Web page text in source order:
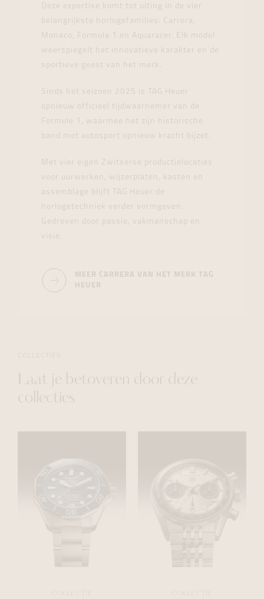
Deze expertise komt tot uiting in de vier
belangrijkste horlogefamilies: Carrera,
Monaco, Formula 1 en Aquaracer. Elk model
weerspiegelt het innovatieve karakter en de
sportieve geest van het merk.
Sinds het seizoen 2025 is TAG Heuer
opnieuw officieel tijdwaarnemer van de
Formule 1, waarmee het zijn historische
band met autosport opnieuw kracht bijzet.
Met vier eigen Zwitserse productielocaties
voor uurwerken, wijzerplaten, kasten en
assemblage blijft TAG Heuer de
horlogetechniek verder vormgeven.
Gedreven door passie, vakmanschap en
visie.
MEER CARRERA VAN HET MERK TAG
HEUER
Laat je betoveren door deze
collecties